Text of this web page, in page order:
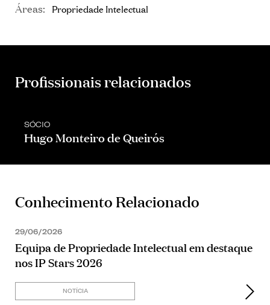
Áreas: Propriedade Intelectual
Profissionais relacionados
SÓCIO
Hugo Monteiro de Queirós
Conhecimento Relacionado
29/06/2026
Equipa de Propriedade Intelectual em destaque
nos IP Stars 2026
NOTÍCIA